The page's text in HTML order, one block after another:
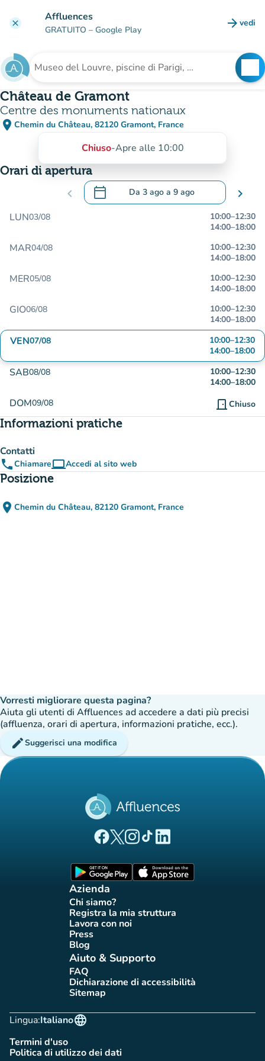
clear Affluences
GRATUITO – Google Play arrow_forward vedi
Cerca una struttura
Château de Gramont
Centre des monuments nationaux
place Chemin du Château, 82120 Gramont, France
(apri in Google Maps)
(nuova scheda)
Chiuso-Apre alle 10:00
Orari di apertura
chevron_left calendar_today Da 3 ago a 9 ago
.Aprire il calendario per modificare le
chevron_right
LUN03/08 10:00–12:30
14:00–18:00
MAR04/08 10:00–12:30
14:00–18:00
MER05/08 10:00–12:30
14:00–18:00
GIO06/08 10:00–12:30
14:00–18:00
VEN07/08 10:00–12:30
14:00–18:00
SAB08/08 10:00–12:30
14:00–18:00
DOM09/08 door_front Chiuso
Informazioni pratiche
Contatti
phoneChiamarecomputerAccedi al sito web
(nuova scheda)
Posizione
place Chemin du Château, 82120 Gramont, France
(apri in Google Maps)
(nuova scheda)
Vorresti migliorare questa pagina?
Aiuta gli utenti di Affluences ad accedere a dati più precisi
(affluenza, orari di apertura, informazioni pratiche, ecc.).
editSuggerisci una modifica
(nuova scheda)
(nuova scheda)
(nuova scheda)
(nuova scheda)
(nuova scheda)
Azienda
Chi siamo?(nuova scheda)
Registra la mia struttura
(nuova scheda)
Lavora con noi
(nuova scheda)
Press(nuova scheda)
Blog(nuova scheda)
Aiuto & Supporto
FAQ(nuova scheda)
Dichiarazione di accessibilità
(nuova scheda)
Sitemap(nuova scheda)
Lingua:
language
Italiano
Termini d'uso(nuova scheda)
Politica di utilizzo dei dati
(nuova scheda)